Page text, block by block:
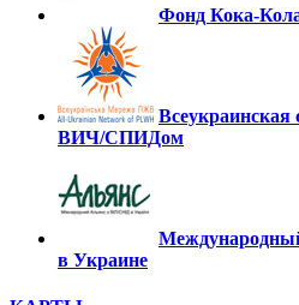
Фонд Кока-
Всеукраинская
ВИЧ/СПИДом
в Украине